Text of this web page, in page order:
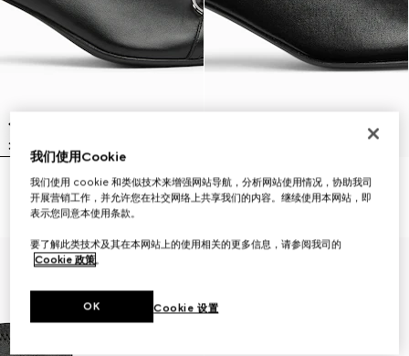
Vittoria系列女士短靴
€ 1.320
Signora系列女士短靴
€ 1.280
我们使用Cookie
我们使用 cookie 和类似技术来增强网站导航，分析网站使用情况，协助我司
开展营销工作，并允许您在社交网络上共享我们的内容。继续使用本网站，即
表示您同意本使用条款。
要了解此类技术及其在本网站上的使用相关的更多信息，请参阅我司的
Cookie 政策。
Cookie 设置
OK